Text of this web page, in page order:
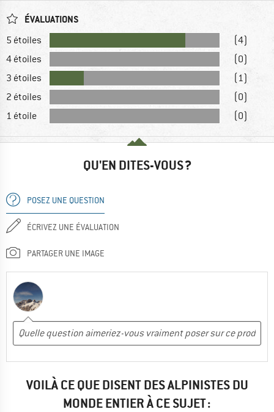
ÉVALUATIONS
5 étoiles
(4)
4 étoiles
(0)
3 étoiles
(1)
2 étoiles
(0)
1 étoile
(0)
QU'EN DITES-VOUS ?
POSEZ UNE QUESTION
ÉCRIVEZ UNE ÉVALUATION
PARTAGER UNE IMAGE
VOILÀ CE QUE DISENT DES ALPINISTES DU
MONDE ENTIER À CE SUJET :